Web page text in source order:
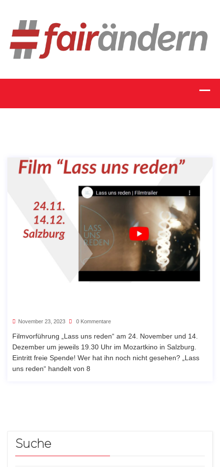
November 23, 2023 0 Kommentare
Filmvorführung „Lass uns reden“ am 24. November und 14.
Dezember um jeweils 19.30 Uhr im Mozartkino in Salzburg.
Eintritt freie Spende! Wer hat ihn noch nicht gesehen? „Lass
uns reden“ handelt von 8
Suche